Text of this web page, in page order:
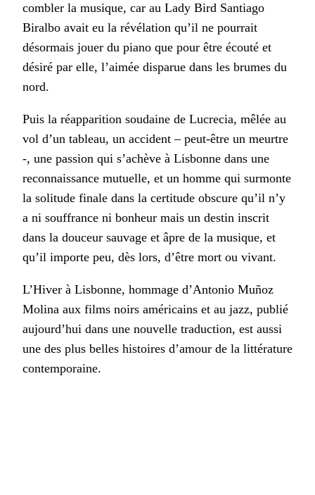
combler la musique, car au Lady Bird Santiago
Biralbo avait eu la révélation qu’il ne pourrait
désormais jouer du piano que pour être écouté et
désiré par elle, l’aimée disparue dans les brumes du
nord.
Puis la réapparition soudaine de Lucrecia, mêlée au
vol d’un tableau, un accident – peut-être un meurtre
-, une passion qui s’achève à Lisbonne dans une
reconnaissance mutuelle, et un homme qui surmonte
la solitude finale dans la certitude obscure qu’il n’y
a ni souffrance ni bonheur mais un destin inscrit
dans la douceur sauvage et âpre de la musique, et
qu’il importe peu, dès lors, d’être mort ou vivant.
L’Hiver à Lisbonne, hommage d’Antonio Muñoz
Molina aux films noirs américains et au jazz, publié
aujourd’hui dans une nouvelle traduction, est aussi
une des plus belles histoires d’amour de la littérature
contemporaine.